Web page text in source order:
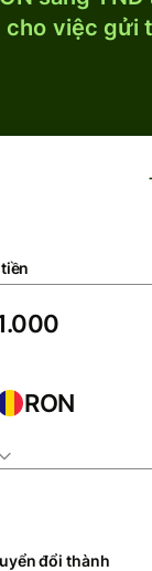
việc gửi
RON
đổi thành